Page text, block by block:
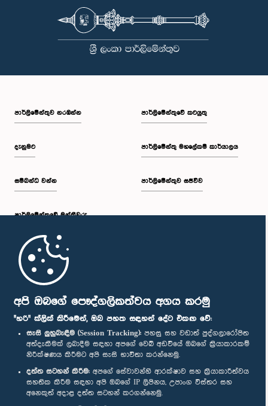
අපි ඔබගේ පෞද්ගලිකත්වය අගය කරමු
"හරි" ක්ලික් කිරීමෙන්, ඔබ පහත සඳහන් දේට එකඟ වේ:
සැසි ලුහුබැඳීම (Session Tracking): පහසු සහ වඩාත් පුද්ගලාරෝපිත
අත්දැකීමක් ලබාදීම සඳහා අපගේ වෙබ් අඩවියේ ඔබගේ ක්‍රියාකාරකම්
නිරීක්ෂණය කිරීමට අපි සැසි භාවිතා කරන්නෙමු.
දත්ත සටහන් කිරීම: අපගේ සේවාවන්හි ආරක්ෂාව සහ ක්‍රියාකාරීත්වය
සහතික කිරීම සඳහා අපි ඔබගේ IP ලිපිනය, උපාංග විස්තර සහ
අනෙකුත් අදාළ දත්ත සටහන් කරගන්නෙමු.
පාර්ලි‌මේන්තුව නරඹන්න
දැනුමට
සම්බන්ධ වන්න
පාර්ලි‌මේන්තුවේ මන්ත්‍රීවරු
මුල් පිටුව
පාර්ලිමේන්තුවේ කටයුතු
පාර්ලිමේන්තු මහලේකම් කාර්යාලය
පාර්ලිමේන්තුව සජීවීව
පාර්ලිමේන්තු ජංගම යෙදුම
අප හා සම්බන්ධ වී සිටින්න :